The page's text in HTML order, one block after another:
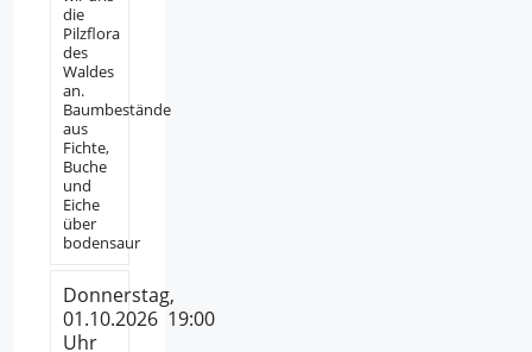
die
Pilzflora
des
Waldes
an.
Baumbestände
aus
Fichte,
Buche
und
Eiche
über
bodensaur
Donnerstag,
01.10.2026 19:00
Uhr